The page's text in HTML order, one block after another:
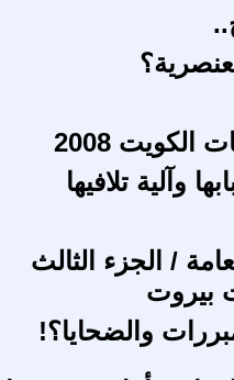
2008
وآلية تلافيها
/ الجزء الثالث
بيروت
والضحايا؟!